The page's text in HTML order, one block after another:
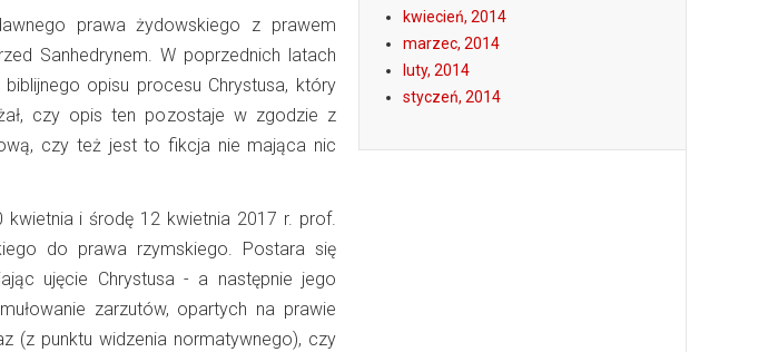
prawa żydowskiego z prawem
Sanhedrynem. W poprzednich latach
biblijnego opisu procesu Chrystusa, który
czy opis ten pozostaje w zgodzie z
czy też jest to fikcja nie mająca nic
kwietnia i środę 12 kwietnia 2017 r. prof.
do prawa rzymskiego. Postara się
ujęcie Chrystusa - a następnie jego
zarzutów, opartych na prawie
(z punktu widzenia normatywnego), czy
kwiecień, 2014
marzec, 2014
luty, 2014
styczeń, 2014